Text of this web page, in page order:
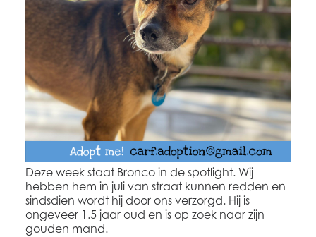
Deze week staat Bronco in de spotlight. Wij
hebben hem in juli van straat kunnen redden en
sindsdien wordt hij door ons verzorgd. Hij is
ongeveer 1.5 jaar oud en is op zoek naar zijn
gouden mand.